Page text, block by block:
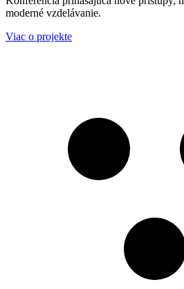
moderné vzdelávanie.
Viac o projekte